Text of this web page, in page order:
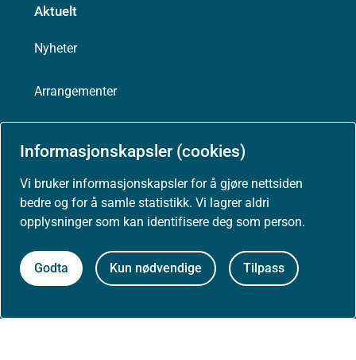
Informasjonskapsler (cookies)
Vi bruker informasjonskapsler for å gjøre nettsiden
bedre og for å samle statistikk. Vi lagrer aldri
opplysninger som kan identifisere deg som person.
Godta Kun nødvendige Tilpass
Aktuelt
Nyheter
Arrangementer
Presse
Om nettstedet